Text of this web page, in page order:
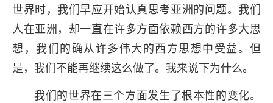
世界时，我们早应开始认真思考亚洲的问题。我们
人在亚洲，却一直在许多方面依赖西方的许多大思
想，我们的确从许多伟大的西方思想中受益。但
是，我们不能再继续这么做了。我来说下为什么。
我们的世界在三个方面发生了根本性的变化。